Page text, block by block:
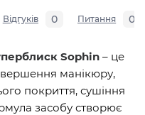
Відгуків 0 Питання 0
Sophin – це
манікюру,
покриття, сушіння
засобу створює